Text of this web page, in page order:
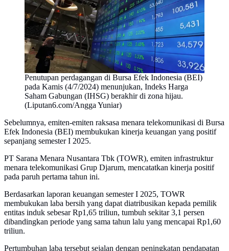
Penutupan perdagangan di Bursa Efek Indonesia (BEI)
pada Kamis (4/7/2024) menunjukan, Indeks Harga
Saham Gabungan (IHSG) berakhir di zona hijau.
(Liputan6.com/Angga Yuniar)
Sebelumnya, emiten-emiten raksasa menara telekomunikasi di Bursa
Efek Indonesia (BEI) membukukan kinerja keuangan yang positif
sepanjang semester I 2025.
PT Sarana Menara Nusantara Tbk (TOWR), emiten infrastruktur
menara telekomunikasi Grup Djarum, mencatatkan kinerja positif
pada paruh pertama tahun ini.
Berdasarkan laporan keuangan semester I 2025, TOWR
membukukan laba bersih yang dapat diatribusikan kepada pemilik
entitas induk sebesar Rp1,65 triliun, tumbuh sekitar 3,1 persen
dibandingkan periode yang sama tahun lalu yang mencapai Rp1,60
triliun.
Pertumbuhan laba tersebut sejalan dengan peningkatan pendapatan